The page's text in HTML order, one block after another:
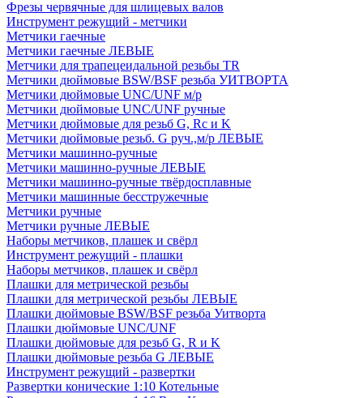
Фрезы червячные для шлицевых валов
Инструмент режущий - метчики
Метчики гаечные
Метчики гаечные ЛЕВЫЕ
Метчики для трапецеидальной резьбы TR
Метчики дюймовые BSW/BSF резьба УИТВОРТА
Метчики дюймовые UNC/UNF м/р
Метчики дюймовые UNC/UNF ручные
Метчики дюймовые для резьб G, Rc и K
Метчики дюймовые резьб. G руч.,м/р ЛЕВЫЕ
Метчики машинно-ручные
Метчики машинно-ручные ЛЕВЫЕ
Метчики машинно-ручные твёрдосплавные
Метчики машинные бесстружечные
Метчики ручные
Метчики ручные ЛЕВЫЕ
Наборы метчиков, плашек и свёрл
Инструмент режущий - плашки
Наборы метчиков, плашек и свёрл
Плашки для метрической резьбы
Плашки для метрической резьбы ЛЕВЫЕ
Плашки дюймовые BSW/BSF резьба Уитворта
Плашки дюймовые UNC/UNF
Плашки дюймовые для резьб G, R и K
Плашки дюймовые резьба G ЛЕВЫЕ
Инструмент режущий - развертки
Развертки конические 1:10 Котельные